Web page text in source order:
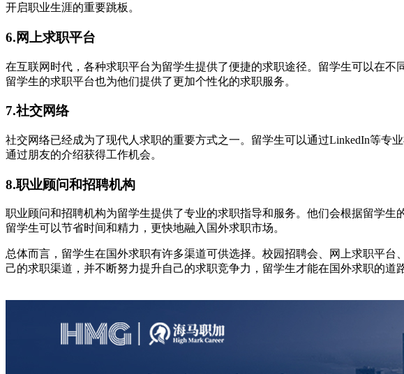
开启职业生涯的重要跳板。
6.网上求职平台
在互联网时代，各种求职平台为留学生提供了便捷的求职途径。留学生可以在
留学生的求职平台也为他们提供了更加个性化的求职服务。
7.社交网络
社交网络已经成为了现代人求职的重要方式之一。留学生可以通过LinkedIn等
通过朋友的介绍获得工作机会。
8.职业顾问和招聘机构
职业顾问和招聘机构为留学生提供了专业的求职指导和服务。他们会根据留学
留学生可以节省时间和精力，更快地融入国外求职市场。
总体而言，留学生在国外求职有许多渠道可供选择。校园招聘会、网上求职平
己的求职渠道，并不断努力提升自己的求职竞争力，留学生才能在国外求职的